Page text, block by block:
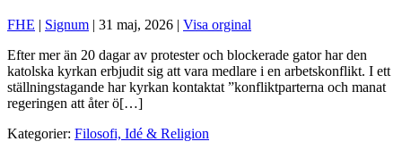
FHE Signum 31 maj, 2026
Visa orginal
Efter mer än 20 dagar av protester och blockerade gator har den
katolska kyrkan erbjudit sig att vara medlare i en arbetskonflikt. I ett
ställningstagande har kyrkan kontaktat ”konfliktparterna och manat
regeringen att åter ö[…]
Kategorier: Filosofi, Idé & Religion